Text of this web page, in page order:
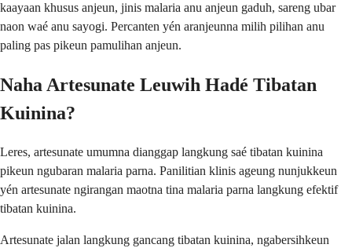
kaayaan khusus anjeun, jinis malaria anu anjeun gaduh, sareng ubar
naon waé anu sayogi. Percanten yén aranjeunna milih pilihan anu
paling pas pikeun pamulihan anjeun.
Naha Artesunate Leuwih Hadé Tibatan
Kuinina?
Leres, artesunate umumna dianggap langkung saé tibatan kuinina
pikeun ngubaran malaria parna. Panilitian klinis ageung nunjukkeun
yén artesunate ngirangan maotna tina malaria parna langkung efektif
tibatan kuinina.
Artesunate jalan langkung gancang tibatan kuinina, ngabersihkeun